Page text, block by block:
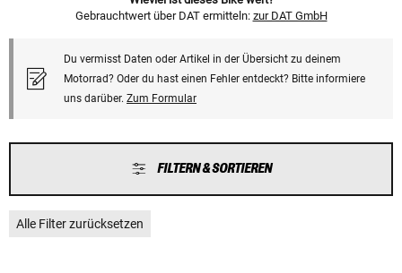
Gebrauchtwert über DAT ermitteln: zur DAT GmbH
Du vermisst Daten oder Artikel in der Übersicht zu deinem
Motorrad? Oder du hast einen Fehler entdeckt? Bitte informiere
uns darüber. Zum Formular
FILTERN & SORTIEREN
Alle Filter zurücksetzen